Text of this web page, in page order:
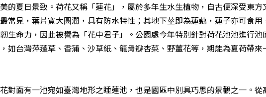
的夏日景致。荷花又稱「蓮花」，屬於多年生水生植物，自古便深受東
常見，葉片寬大圓潤，具有防水特性；其地下莖即為蓮藕，蓮子亦可食
生命力，因此被譽為「花中君子」。公園處今年特別針對荷花池池進行
如台灣萍蓬草、香蒲、沙草紙、龍骨瓣杏菜、野薑花等，期能為夏荷帶來
對面有一池宛如臺灣地形之睡蓮池，也是園區中別具巧思的景觀之一。